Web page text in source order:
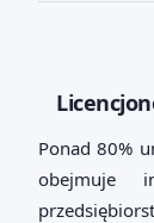
Ponad 80%
obejmuje